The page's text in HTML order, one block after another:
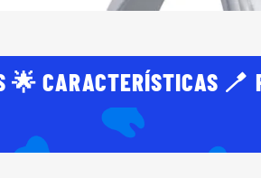
CARACTERÍSTICAS